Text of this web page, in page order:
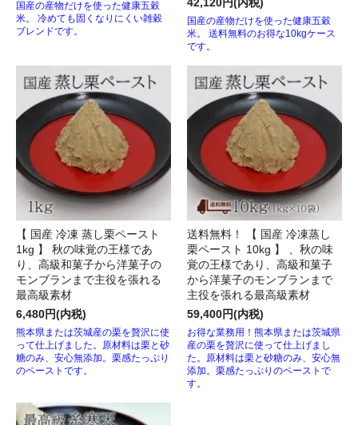
国産の産物だけを使った健康五穀
米。 冷めても固くなりにくい雑穀
ブレンドです。
国産の産物だけを使った健康五穀
米。 送料無料のお得な10kgケース
です。
【 国産 冷凍 蒸し栗ペースト
1kg 】 秋の味覚の王様であ
り、高級和菓子から洋菓子の
モンブランまで主役を張れる
最高級素材
6,480円(内税)
熊本県または茨城産の栗を贅沢に使
って仕上げました。原材料は栗と砂
糖のみ、安心無添加。栗感たっぷり
のペーストです。
送料無料！ 【 国産 冷凍蒸し
栗ペースト 10kg 】 、秋の味
覚の王様であり、高級和菓子
から洋菓子のモンブランまで
主役を張れる最高級素材
59,400円(内税)
お得な業務用！熊本県または茨城県
産の栗を贅沢に使って仕上げまし
た。原材料は栗と砂糖のみ、安心無
添加。栗感たっぷりのペーストで
す。